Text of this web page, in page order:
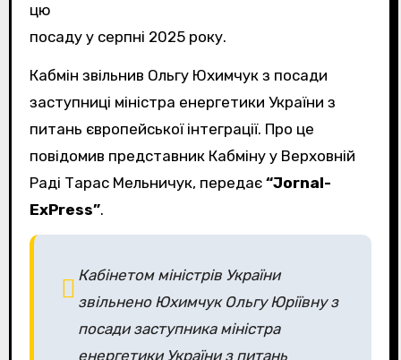
цю
посаду у серпні 2025 року.
Кабмін звільнив Ольгу Юхимчук з посади
заступниці міністра енергетики України з
питань європейської інтеграції. Про це
повідомив представник Кабміну у Верховній
Раді Тарас Мельничук, передає“Jornal-
ExPress”.
Кабінетом міністрів України
звільнено Юхимчук Ольгу Юріївну з
посади заступника міністра
енергетики України з питань